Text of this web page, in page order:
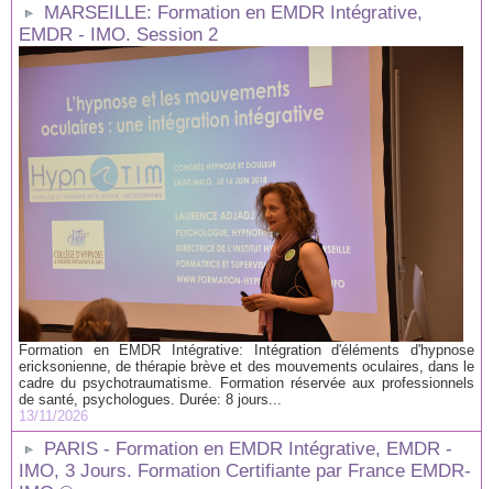
MARSEILLE: Formation en EMDR Intégrative,
EMDR - IMO. Session 2
Formation en EMDR Intégrative: Intégration d'éléments d'hypnose
ericksonienne, de thérapie brève et des mouvements oculaires, dans le
cadre du psychotraumatisme. Formation réservée aux professionnels
de santé, psychologues. Durée: 8 jours...
13/11/2026
PARIS - Formation en EMDR Intégrative, EMDR -
IMO, 3 Jours. Formation Certifiante par France EMDR-